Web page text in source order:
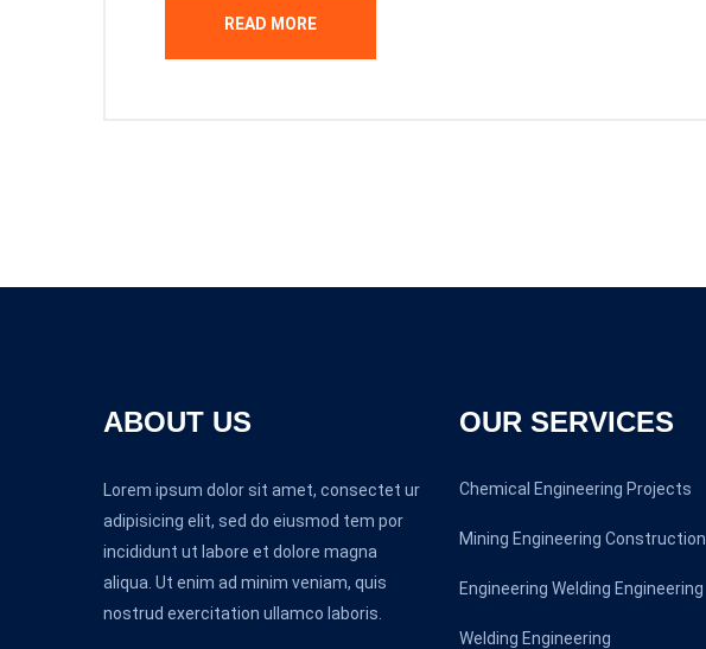
READ MORE
ABOUT US
Lorem ipsum dolor sit amet, consectet ur
adipisicing elit, sed do eiusmod tem por
incididunt ut labore et dolore magna
aliqua. Ut enim ad minim veniam, quis
nostrud exercitation ullamco laboris.
OUR SERVICES
Chemical Engineering Projects
Mining Engineering Construction
Engineering Welding Engineering
Welding Engineering